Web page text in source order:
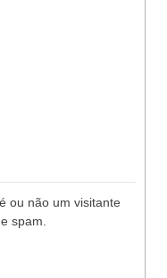
ou não um visitante
spam.